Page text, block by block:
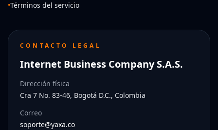
•Términos del servicio
CONTACTO LEGAL
Internet Business Company S.A.S.
Dirección física
Cra 7 No. 83-46, Bogotá D.C., Colombia
Correo
soporte@yaxa.co